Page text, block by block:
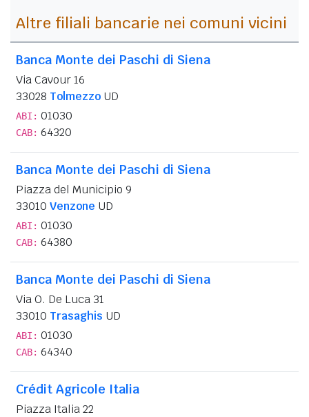
Altre filiali bancarie nei comuni vicini
Banca Monte dei Paschi di Siena
Via Cavour 16
33028 Tolmezzo UD
ABI: 01030
CAB: 64320
Banca Monte dei Paschi di Siena
Piazza del Municipio 9
33010 Venzone UD
ABI: 01030
CAB: 64380
Banca Monte dei Paschi di Siena
Via O. De Luca 31
33010 Trasaghis UD
ABI: 01030
CAB: 64340
Crédit Agricole Italia
Piazza Italia 22